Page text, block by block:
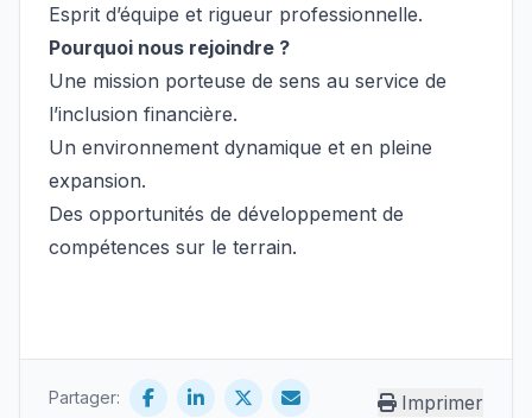
Esprit d’équipe et rigueur professionnelle.
Pourquoi nous rejoindre ?
Une mission porteuse de sens au service de
l’inclusion financière.
Un environnement dynamique et en pleine
expansion.
Des opportunités de développement de
compétences sur le terrain.
Partager: Imprimer